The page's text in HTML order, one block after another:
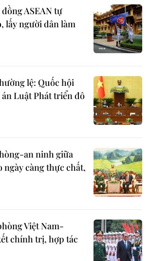
ASEAN tự
lấy người dân làm
lệ: Quốc hội
Luật Phát triển đô
an ninh giữa
ngày càng thực chất,
Việt Nam-
chính trị, hợp tác